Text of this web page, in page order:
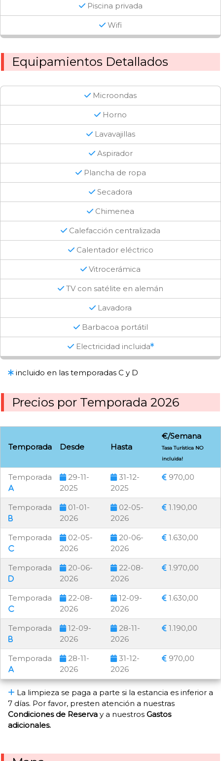
Piscina privada
Wifi
Equipamientos Detallados
Microondas
Horno
Lavavajillas
Aspirador
Plancha de ropa
Secadora
Chimenea
Calefacción centralizada
Calentador eléctrico
Vitrocerámica
TV con satélite en alemán
Lavadora
Barbacoa portátil
Electricidad incluida
incluido en las temporadas C y D
Precios por Temporada 2026
Temporada Desde Hasta
€/Semana
Tasa Turística NO
incluida!
Temporada
29-11-
2025
31-12-
2025
970,00
Temporada
01-01-
2026
02-05-
2026
1.190,00
Temporada
02-05-
2026
20-06-
2026
1.630,00
Temporada
20-06-
2026
22-08-
2026
1.970,00
Temporada
22-08-
2026
12-09-
2026
1.630,00
Temporada
12-09-
2026
28-11-
2026
1.190,00
Temporada
28-11-
2026
31-12-
2026
970,00
La limpieza se paga a parte si la estancia es inferior a
7 días. Por favor, presten atención a nuestras
Condiciones de Reserva y a nuestros Gastos
adicionales.